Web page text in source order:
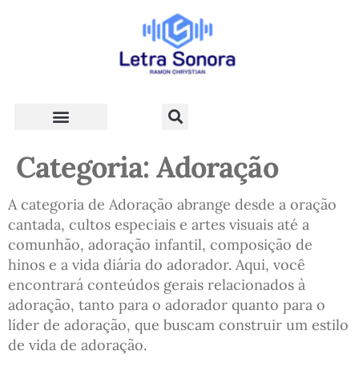
Categoria: Adoração
A categoria de Adoração abrange desde a oração
cantada, cultos especiais e artes visuais até a
comunhão, adoração infantil, composição de
hinos e a vida diária do adorador. Aqui, você
encontrará conteúdos gerais relacionados à
adoração, tanto para o adorador quanto para o
líder de adoração, que buscam construir um estilo
de vida de adoração.